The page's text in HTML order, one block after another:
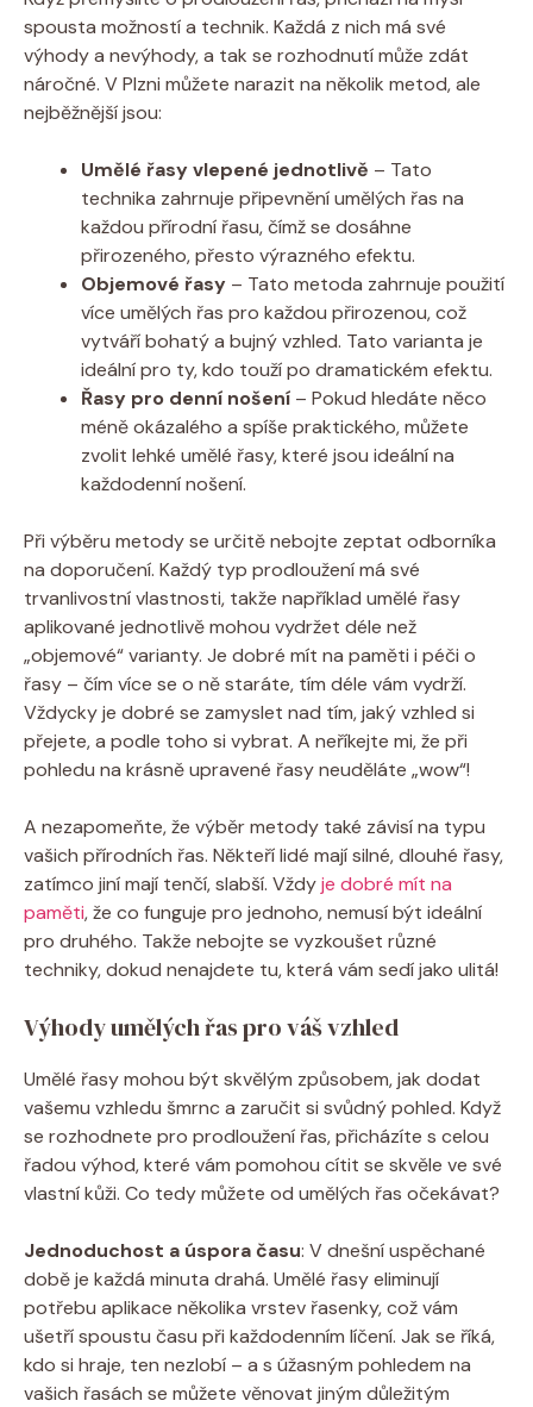
spousta možností a technik. Každá z nich má své
výhody a nevýhody, a tak se rozhodnutí může zdát
náročné. V Plzni můžete narazit na několik metod, ale
nejběžnější jsou:
Umělé řasy vlepené jednotlivě – Tato
technika zahrnuje připevnění umělých řas na
každou přírodní řasu, čímž se dosáhne
přirozeného, přesto výrazného efektu.
Objemové řasy – Tato metoda zahrnuje použití
více umělých řas pro každou přirozenou, což
vytváří bohatý a bujný vzhled. Tato varianta je
ideální pro ty, kdo touží po dramatickém efektu.
Řasy pro denní nošení – Pokud hledáte něco
méně okázalého a spíše praktického, můžete
zvolit lehké umělé řasy, které jsou ideální na
každodenní nošení.
Při výběru metody se určitě nebojte zeptat odborníka
na doporučení. Každý typ prodloužení má své
trvanlivostní vlastnosti, takže například umělé řasy
aplikované jednotlivě mohou vydržet déle než
„objemové“ varianty. Je dobré mít na paměti i péči o
řasy – čím více se o ně staráte, tím déle vám vydrží.
Vždycky je dobré se zamyslet nad tím, jaký vzhled si
přejete, a podle toho si vybrat. A neříkejte mi, že při
pohledu na krásně upravené řasy neuděláte „wow“!
A nezapomeňte, že výběr metody také závisí na typu
vašich přírodních řas. Někteří lidé mají silné, dlouhé řasy,
zatímco jiní mají tenčí, slabší. Vždyje dobré mít na
paměti, že co funguje pro jednoho, nemusí být ideální
pro druhého. Takže nebojte se vyzkoušet různé
techniky, dokud nenajdete tu, která vám sedí jako ulitá!
Výhody umělých řas pro váš vzhled
Umělé řasy mohou být skvělým způsobem, jak dodat
vašemu vzhledu šmrnc a zaručit si svůdný pohled. Když
se rozhodnete pro prodloužení řas, přicházíte s celou
řadou výhod, které vám pomohou cítit se skvěle ve své
vlastní kůži. Co tedy můžete od umělých řas očekávat?
Jednoduchost a úspora času: V dnešní uspěchané
době je každá minuta drahá. Umělé řasy eliminují
potřebu aplikace několika vrstev řasenky, což vám
ušetří spoustu času při každodenním líčení. Jak se říká,
kdo si hraje, ten nezlobí – a s úžasným pohledem na
vašich řasách se můžete věnovat jiným důležitým